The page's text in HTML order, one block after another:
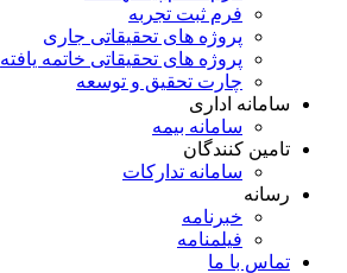
فرم ثبت تجربه
پروژه های تحقیقاتی جاری
پروژه های تحقیقاتی خاتمه یافته
چارت تحقیق و توسعه
سامانه اداری
سامانه بیمه
تامین کنندگان
سامانه تدارکات
رسانه
خبرنامه
فیلمنامه
تماس با ما